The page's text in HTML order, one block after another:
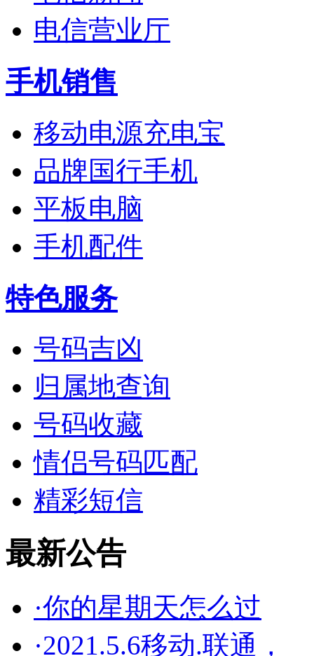
电信营业厅
手机销售
移动电源充电宝
品牌国行手机
平板电脑
手机配件
特色服务
号码吉凶
归属地查询
号码收藏
情侣号码匹配
精彩短信
最新公告
·你的星期天怎么过
·2021.5.6移动.联通，